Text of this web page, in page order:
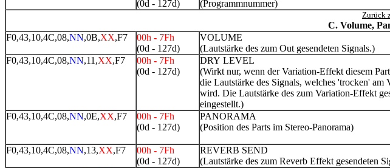
(0d - 127d)
(Programmnummer)
Zurück
C. Volume,
F0,43,10,4C,08,NN,0B,XX,F7
00h - 7Fh
(0d - 127d)
VOLUME
(Lautstärke des zum Out gesendeten Signals.)
F0,43,10,4C,08,NN,11,XX,F7
00h - 7Fh
(0d - 127d)
DRY LEVEL
(Wirkt nur, wenn der Variation-Effekt diesem
die Lautstärke des Signals, welches 'trocken'
wird. Die Lautstärke des zum Variation-Effekt
eingestellt.)
F0,43,10,4C,08,NN,0E,XX,F7
00h - 7Fh
(0d - 127d)
PANORAMA
(Position des Parts im Stereo-Panorama)
F0,43,10,4C,08,NN,13,XX,F7
00h - 7Fh
(0d - 127d)
REVERB SEND
(Lautstärke des zum Reverb Effekt gesendeten